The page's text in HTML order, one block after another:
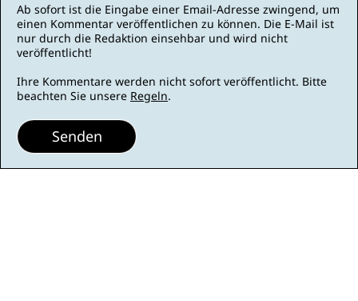
Ab sofort ist die Eingabe einer Email-Adresse zwingend, um
einen Kommentar veröffentlichen zu können. Die E-Mail ist
nur durch die Redaktion einsehbar und wird nicht
veröffentlicht!
Ihre Kommentare werden nicht sofort veröffentlicht. Bitte
beachten Sie unsere Regeln.
Senden